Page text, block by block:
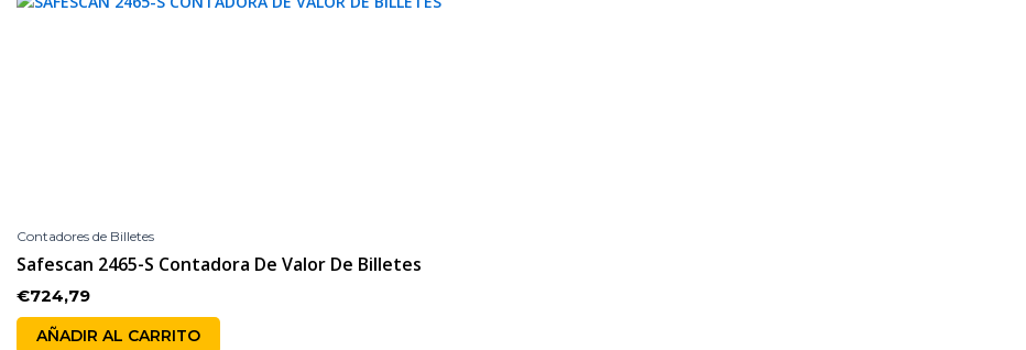
Contadores de Billetes
Safescan 2465-S Contadora De Valor De Billetes
€724,79
AÑADIR AL CARRITO